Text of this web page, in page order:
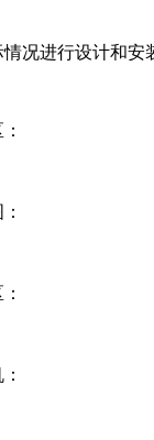
况进行设计和